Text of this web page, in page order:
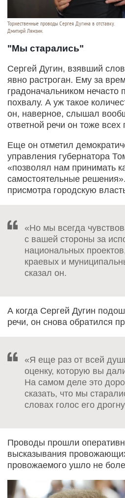
Торжественные проводы Сергея Дугина в отставку.
Дмитирй Лямзин.
"Мы старались"
Сергей Дугин, взявший
явно растроган. Ему за
градоначальником
похвалу. А уж такое
он, наверное, слышал
ответной речи он тоже всех
Еще он отметил
управления губернатора
«позволял нам принимать
самостоятельные
присмотра городскую
«Но мы всегда
с вашей стороны за
национальных
краевых и
сказал он.
А когда Сергей Дугин
речи, он снова обратился
«Я еще раз от всей
оценку, которую вы
На самом деле это
сказать, что мы
словах голос его
Проводы прошли
высказывания
провожаемого ушло не